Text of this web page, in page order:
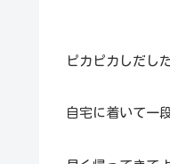
ピカピカしだし
自宅に着いて一